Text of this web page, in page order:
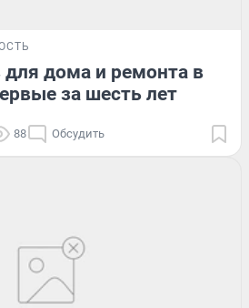
дома и ремонта в
за шесть лет
88 Обсудить